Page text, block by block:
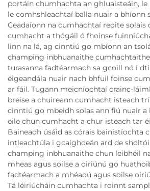
portáin chumhachta an ghluaisteáin,
le comhshleachtaí balla nuair a bhíonn
Ceadaíonn na cumhachtaí reoite solais
cumhacht a thógáil ó fhoinse
linn na lá, ag cinntiú go mbíonn an
champing inbhuanaithe
turasanna fadtéarmach sa gcoill nó i
éigeandála nuair nach bhfuil foinse
ar fáil. Tugann meicníochtaí crainc-
breise a chuireann cumhacht isteach
cinntiú go mbeidh solas ann fiú nuair
eile chun cumhacht a chur isteach tar
Baineadh úsáid as córais bainistíochta
intleachtúla i gcaighdeán ard de
champing inbhuanaithe chun leibhéil
mheas agus soilse a oiriúnú go
fadtéarmach a mhéadú agus soilse
Tá léiriúcháin cumhachta i roinnt